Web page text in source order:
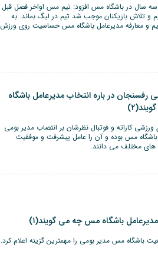
سه سال در باشگاه مس افزود: تیم مس اواخر فصل قبل
و تلاش بازیکنان موجب شد تیم در لیگ بماند. به
و معارفه مدیرعامل باشگاه مس حساسیت روی ورزش
رفسنجان در باره انتخاب مدیرعامل باشگاه
ورزشی کاراته و فوتبال نظرشان بر انتصاب مدیر بومی
مس بوده و آن را عامل پیشرفت و موفقیت
های مختلف می دانند.
باشگاه مس چه می گویند(۱)
باشگاه مس مدیر بومی را مهمترین گزینه اعلام کرد.